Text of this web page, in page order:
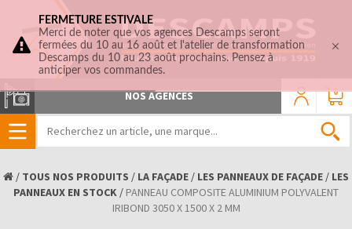
0
NOS AGENCES
/ TOUS NOS PRODUITS / LA FAÇADE / LES PANNEAUX DE FAÇADE / LES
PANNEAUX EN STOCK / PANNEAU COMPOSITE ALUMINIUM POLYVALENT
IRIBOND 3050 X 1500 X 2 MM
FERMETURE ESTIVALE
Merci de noter que vos agences Descamps seront
fermées du 10 au 16 août et l'atelier de transformation
Descamps du 10 au 23 août prochains. Pensez à
anticiper vos commandes.